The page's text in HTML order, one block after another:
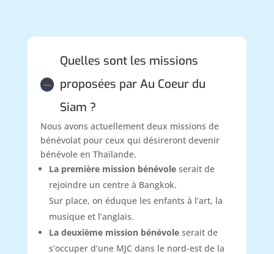
K
Quelles sont les missions
proposées par Au Coeur du
Siam ?
Nous avons actuellement deux missions de
bénévolat pour ceux qui désireront devenir
bénévole en Thaïlande.
La première mission bénévoleserait de
rejoindre un centre à Bangkok.
Sur place, on éduque les enfants à l’art, la
musique et l’anglais.
La deuxième mission bénévoleserait de
s’occuper d’une MJC dans le nord-est de la